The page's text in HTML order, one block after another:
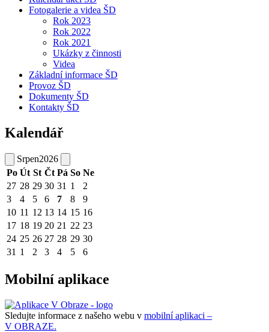
Fotogalerie a videa ŠD
Rok 2023
Rok 2022
Rok 2021
Ukázky z činnosti
Videa
Základní informace ŠD
Provoz ŠD
Dokumenty ŠD
Kontakty ŠD
Kalendář
Srpen2026
Po Út St Čt Pá So Ne
27 28 29 30 31 1
2
3
4 5 6 7 8
9
10 11 12 13 14 15 16
17 18 19 20 21 22 23
24 25 26 27 28 29 30
31 1 2 3 4 5 6
Mobilní aplikace
Sledujte informace z našeho webu v mobilní aplikaci –
V OBRAZE.